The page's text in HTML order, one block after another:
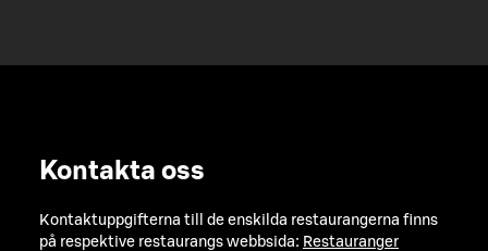
Kontakta oss
Kontaktuppgifterna till de enskilda restaurangerna finns
på respektive restaurangs webbsida: Restauranger